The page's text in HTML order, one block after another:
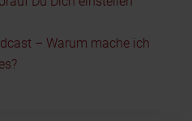
– Warum mache ich